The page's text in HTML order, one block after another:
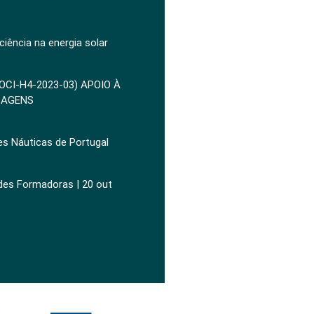
na energia solar
H4-2023-03) APOIO À
Náuticas de Portugal
Formadoras | 20 out